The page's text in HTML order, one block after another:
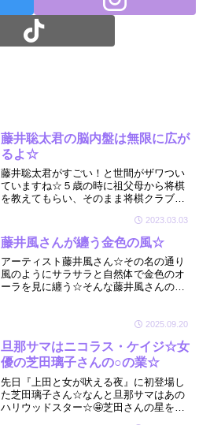
藤井聡太君の脳内盤は無限に広が
るよ☆
藤井聡太君がすごい！と世間がザワつい
ていますね☆５歳の時に祖父母から将棋
を教えてもらい、そのまま将棋クラブで
聡太くんがどんな星を持っているのか見
てみたくなりました☆
2023.03.03
藤井風さんが纏う金色の風☆
アーティスト藤井風さん☆その名の通り
風のようにサラサラと自然体で金色のオ
ーラを見に纏う☆そんな藤井風さんの星
2025.09.20
旦那サマはニコラス・ケイジ☆女
優の芝田璃子さんの○の業☆
先日『上田と女が吠える夜』に初登場し
た芝田璃子さん☆なんと旦那サマはあの
ハリウッドスター☆🤩芝田さんの星を拝